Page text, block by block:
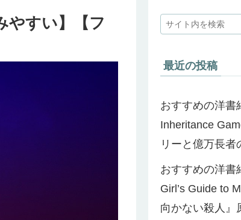
すい】【フ
最近の投稿
おすすめの洋書
Inheritance
リーと億万長者
おすすめの洋書
Girl’s Guide to
向かない殺人』